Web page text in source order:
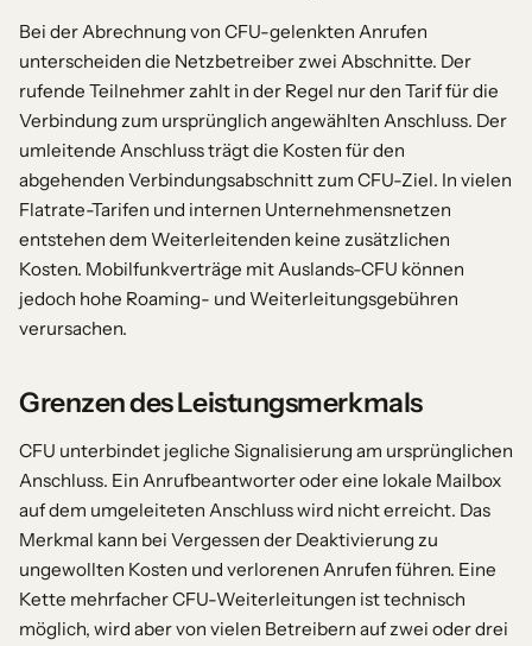
Bei der Abrechnung von CFU-gelenkten Anrufen
unterscheiden die Netzbetreiber zwei Abschnitte. Der
rufende Teilnehmer zahlt in der Regel nur den Tarif für die
Verbindung zum ursprünglich angewählten Anschluss. Der
umleitende Anschluss trägt die Kosten für den
abgehenden Verbindungsabschnitt zum CFU-Ziel. In vielen
Flatrate-Tarifen und internen Unternehmensnetzen
entstehen dem Weiterleitenden keine zusätzlichen
Kosten. Mobilfunkverträge mit Auslands-CFU können
jedoch hohe Roaming- und Weiterleitungsgebühren
verursachen.
Grenzen des Leistungsmerkmals
CFU unterbindet jegliche Signalisierung am ursprünglichen
Anschluss. Ein Anrufbeantworter oder eine lokale Mailbox
auf dem umgeleiteten Anschluss wird nicht erreicht. Das
Merkmal kann bei Vergessen der Deaktivierung zu
ungewollten Kosten und verlorenen Anrufen führen. Eine
Kette mehrfacher CFU-Weiterleitungen ist technisch
möglich, wird aber von vielen Betreibern auf zwei oder drei